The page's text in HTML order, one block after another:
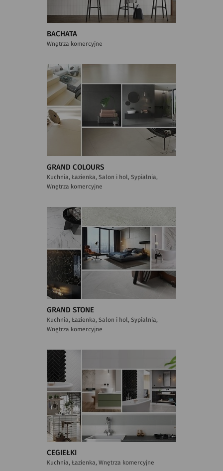
BACHATA
Wnętrza komercyjne
GRAND COLOURS
Kuchnia, Łazienka, Salon i hol, Sypialnia,
Wnętrza komercyjne
GRAND STONE
Kuchnia, Łazienka, Salon i hol, Sypialnia,
Wnętrza komercyjne
CEGIEŁKI
Kuchnia, Łazienka, Wnętrza komercyjne